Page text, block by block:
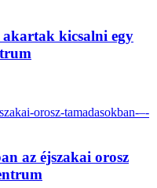
kicsalni egy
az éjszakai orosz